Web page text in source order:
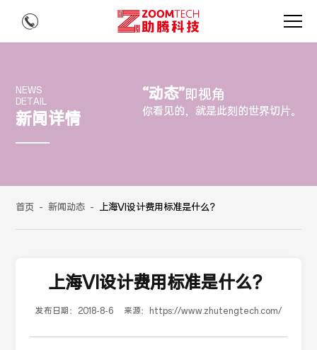
NEWS
DETAIL
新闻详情
“动态”即视角
你看见的，就是此刻的世界切片。
首页 - 新闻动态 - 上海VI设计费用标准是什么？
上海VI设计费用标准是什么？
发布日期： 2018-8-6 来源： https://www.zhutengtech.com/